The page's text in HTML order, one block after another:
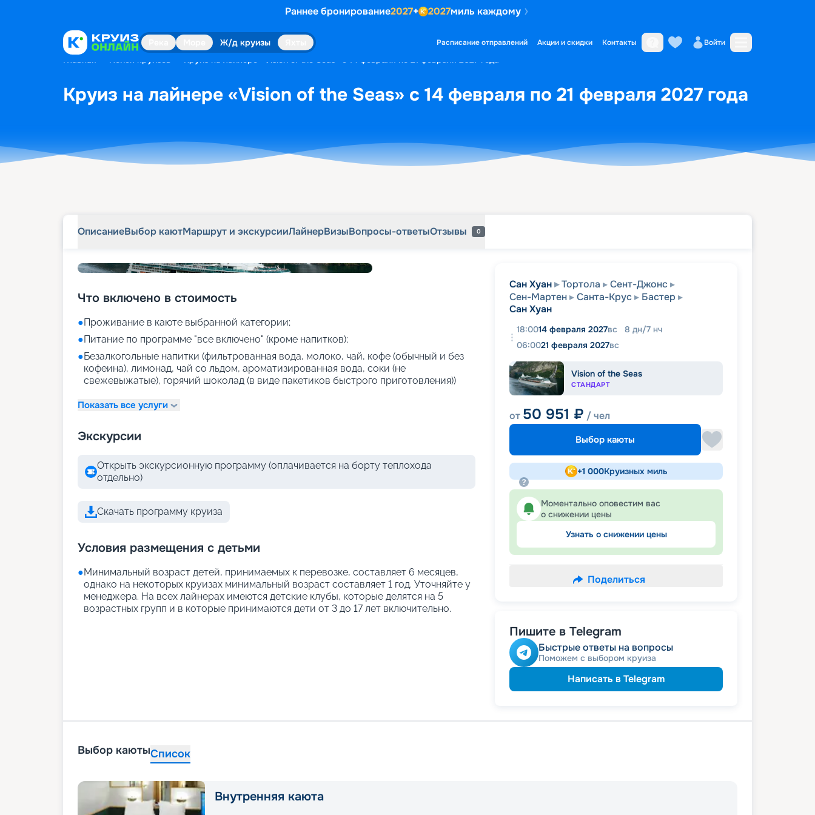
Раннее бронирование2027+ 2027миль каждому
Ж/д круизы Расписание отправлений Акции и скидки Контакты Войти
Главная Поиск круизов Круиз на лайнере «Vision of the Seas» с 14 февраля по 21 февраля 2027 года
Круиз на лайнере «Vision of the Seas» с 14 февраля по 21 февраля 2027 года
ОписаниеВыбор каютМаршрут и экскурсииЛайнерВизыВопросы-ответыОтзывы 0
Что включено в стоимость
●Проживание в каюте выбранной категории;
●Питание по программе "все включено" (кроме напитков);
●Безалкогольные напитки (фильтрованная вода, молоко, чай, кофе (обычный и без
кофеина), лимонад, чай со льдом, ароматизированная вода, соки (не
свежевыжатые), горячий шоколад (в виде пакетиков быстрого приготовления))
Показать все услуги
Экскурсии
Открыть экскурсионную программу (оплачивается на борту теплохода
отдельно)
Скачать программу круиза
Условия размещения с детьми
●Минимальный возраст детей, принимаемых к перевозке, составляет 6 месяцев,
однако на некоторых круизах минимальный возраст составляет 1 год. Уточняйте у
менеджера. На всех лайнерах имеются детские клубы, которые делятся на 5
возрастных групп и в которые принимаются дети от 3 до 17 лет включительно.
Сан Хуан Тортола
Сент-Джонс
Сен-Мартен
Санта-Крус
Бастер
Сан Хуан
18:0014 февраля 2027вс 8 дн/7 нч
06:0021 февраля 2027вс
Vision of the Seas
СТАНДАРТ
от 50 951 ₽ / чел
Выбор каюты
+1 000Круизных миль
Моментально оповестим вас
о снижении цены
Узнать о снижении цены
Поделиться
Пишите в Telegram
Быстрые ответы на вопросы
Поможем с выбором круиза
Написать в Telegram
Выбор каютыСписок
Внутренняя каюта